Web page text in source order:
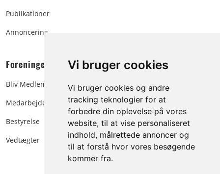
Vi bruger cookies
Vi bruger cookies og andre
tracking teknologier for at
forbedre din oplevelse på vores
website, til at vise personaliseret
indhold, målrettede annoncer og
til at forstå hvor vores besøgende
kommer fra.
Publikationer
Annoncering
Foreningen:
Bliv Medlem
Medarbejdere
Bestyrelse
Vedtægter